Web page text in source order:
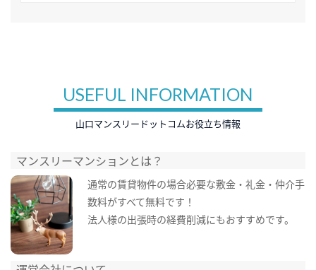
USEFUL INFORMATION
山口マンスリードットコムお役立ち情報
マンスリーマンションとは？
通常の賃貸物件の場合必要な敷金・礼金・仲介手
数料がすべて無料です！
法人様の出張時の経費削減にもおすすめです。